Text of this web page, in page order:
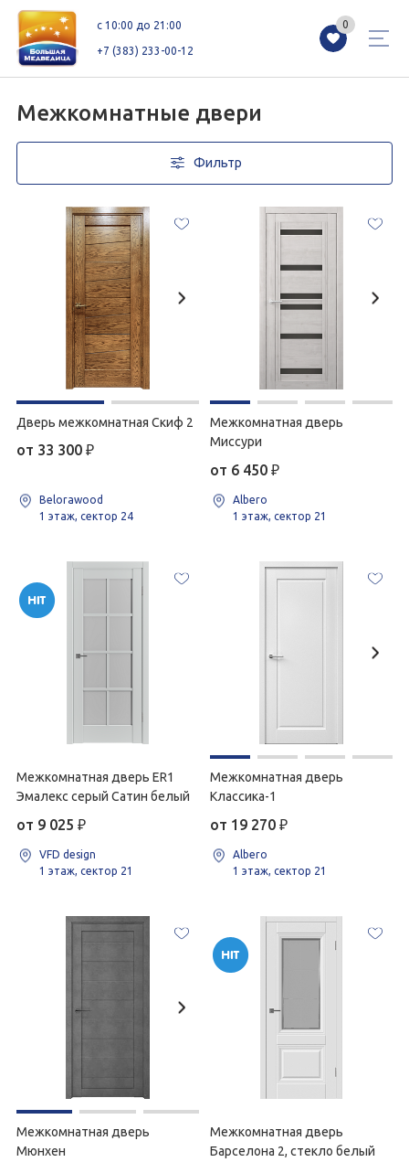
+7 (383) 233-00-12
c 10:00 до 21:00 0
Каталог
Как добраться Контакты
Схемы этажей
Межкомнатные двери
Фильтр
Дверь межкомнатная Скиф 2
от 33 300 ₽
Belorawood
1 этаж, сектор 24
Межкомнатная дверь
Миссури
от 6 450 ₽
Albero
1 этаж, сектор 21
Межкомнатная дверь ER1
Эмалекс серый Сатин белый
от 9 025 ₽
VFD design
1 этаж, сектор 21
Межкомнатная дверь
Классика-1
от 19 270 ₽
Albero
1 этаж, сектор 21
Межкомнатная дверь
Мюнхен
Межкомнатная дверь
Барселона 2, стекло белый